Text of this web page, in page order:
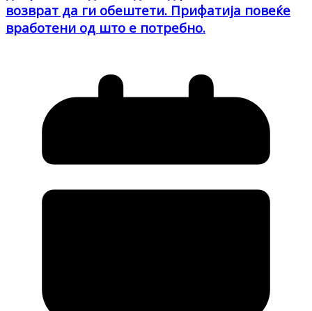
возврат да ги обештети. Прифатија повеќе
вработени од што е потребно.